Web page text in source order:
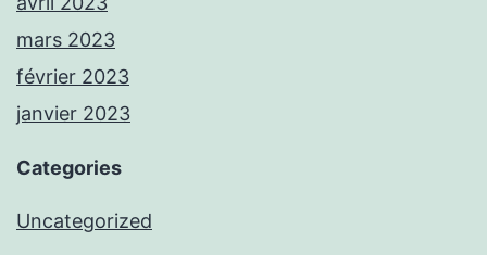
mars 2023
février 2023
janvier 2023
Categories
Uncategorized